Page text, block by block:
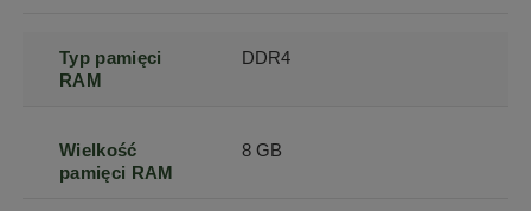
Typ pamięci
RAM
DDR4
Wielkość
pamięci RAM
8 GB